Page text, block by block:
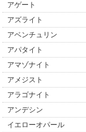
アゲート
アズライト
アベンチュリン
アパタイト
アマゾナイト
アメジスト
アラゴナイト
アンデシン
イエローオパール